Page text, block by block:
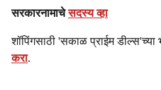
सरकारनामाचेसदस्य व्हा
शॉपिंगसाठी 'सकाळ प्राईम डील्स'च्या
करा.